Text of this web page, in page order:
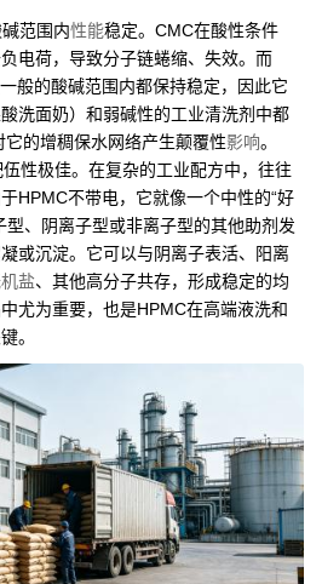
范围内性能稳定。CMC在酸性条件
电荷，导致分子链蜷缩、失效。而
般的酸碱范围内都保持稳定，因此它
酸洗面奶）和弱碱性的工业清洗剂中都
的增稠保水网络产生颠覆性影响。
伍性极佳。在复杂的工业配方中，往往
HPMC不带电，它就像一个中性的“好
型、阴离子型或非离子型的其他助剂发
或沉淀。它可以与阴离子表活、阳离
盐、其他高分子共存，形成稳定的均
尤为重要，也是HPMC在高端液洗和
。